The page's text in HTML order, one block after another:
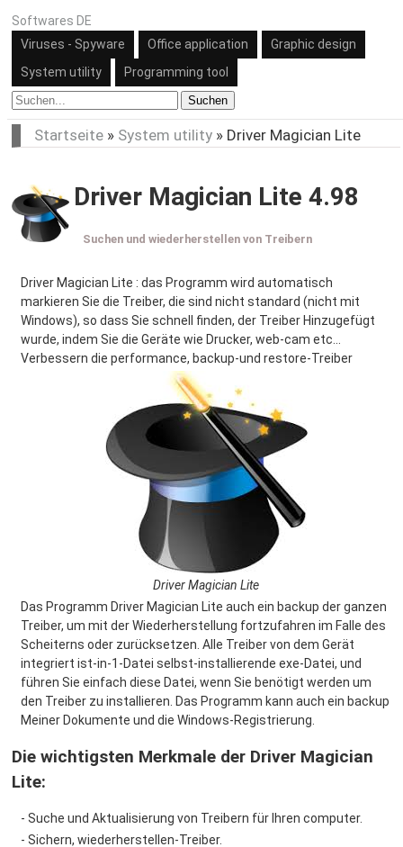
Softwares DE
Viruses - Spyware
Office application
Graphic design
System utility
Programming tool
Suchen
Startseite » System utility » Driver Magician Lite
Driver Magician Lite 4.98
Suchen und wiederherstellen von Treibern
Driver Magician Lite : das Programm wird automatisch
markieren Sie die Treiber, die sind nicht standard (nicht mit
Windows), so dass Sie schnell finden, der Treiber Hinzugefügt
wurde, indem Sie die Geräte wie Drucker, web-cam etc...
Verbessern die performance, backup-und restore-Treiber
Driver Magician Lite
Das Programm Driver Magician Lite auch ein backup der ganzen
Treiber, um mit der Wiederherstellung fortzufahren im Falle des
Scheiterns oder zurücksetzen. Alle Treiber von dem Gerät
integriert ist-in-1-Datei selbst-installierende exe-Datei, und
führen Sie einfach diese Datei, wenn Sie benötigt werden um
den Treiber zu installieren. Das Programm kann auch ein backup
Meiner Dokumente und die Windows-Registrierung.
Die wichtigsten Merkmale der Driver Magician
Lite:
- Suche und Aktualisierung von Treibern für Ihren computer.
- Sichern, wiederherstellen-Treiber.